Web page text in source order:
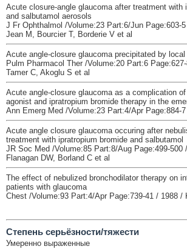
Acute closure-angle glaucoma after treatment with
and salbutamol aerosols
J Fr Ophthalmol /Volume:23 Part:6/Jun Page:603-
Jean M, Bourcier T, Borderie V et al
Acute angle-closure glaucoma precipitated by
Pulm Pharmacol Ther /Volume:20 Part:6
Tamer C, Akoglu S et al
Acute angle-closure glaucoma as a complication
agonist and ipratropium bromide therapy in the
Ann Emerg Med /Volume:23 Part:4/Apr Page:884-
Acute angle closure glaucoma occuring after
treatment with ipratropium bromide and salbutamol
JR Soc Med /Volume:85 Part:8/Aug Page:499-500
Flanagan DW, Borland C et al
The effect of nebulized bronchodilator therapy on
patients with glaucoma
Chest /Volume:93 Part:4/Apr Page:739-41 / 1988 /
Cтепень серьёзности/тяжести
Умеренно выраженные